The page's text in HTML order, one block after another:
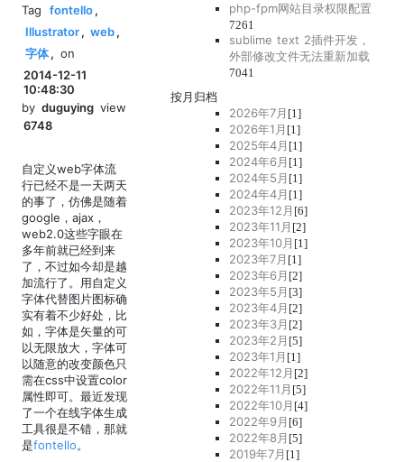
Tag fontello,
Illustrator, web,
字体, on
2014-12-11
10:48:30
by duguying view
6748
自定义web字体流
行已经不是一天两天
的事了，仿佛是随着
google，ajax，
web2.0这些字眼在
多年前就已经到来
了，不过如今却是越
加流行了。用自定义
字体代替图片图标确
实有着不少好处，比
如，字体是矢量的可
以无限放大，字体可
以随意的改变颜色只
需在css中设置color
属性即可。最近发现
了一个在线字体生成
工具很是不错，那就
是fontello。
php-fpm网站目录权限配置
7261
sublime text 2插件开发，
外部修改文件无法重新加载
7041
按月归档
2026年7月 [1]
2026年1月 [1]
2025年4月 [1]
2024年6月 [1]
2024年5月 [1]
2024年4月 [1]
2023年12月 [6]
2023年11月 [2]
2023年10月 [1]
2023年7月 [1]
2023年6月 [2]
2023年5月 [3]
2023年4月 [2]
2023年3月 [2]
2023年2月 [5]
2023年1月 [1]
2022年12月 [2]
2022年11月 [5]
2022年10月 [4]
2022年9月 [6]
2022年8月 [5]
2019年7月 [1]